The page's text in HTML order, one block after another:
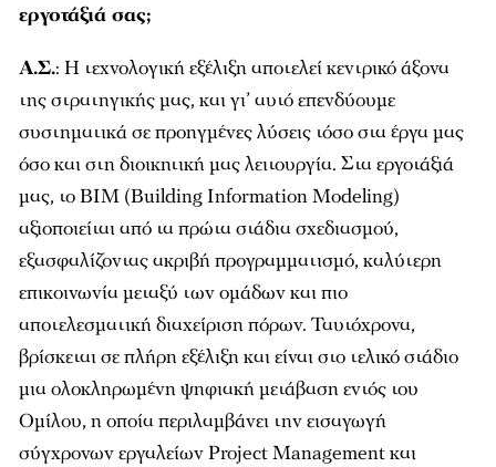
εργοτάξιά σας;
Α.Σ.: Η τεχνολογική εξέλιξη αποτελεί κεντρικό άξονα
της στρατηγικής μας, και γι’ αυτό επενδύουμε
συστηματικά σε προηγμένες λύσεις τόσο στα έργα μας
όσο και στη διοικητική μας λειτουργία. Στα εργοτάξιά
μας, το BIM (Building Information Modeling)
αξιοποιείται από τα πρώτα στάδια σχεδιασμού,
εξασφαλίζοντας ακριβή προγραμματισμό, καλύτερη
επικοινωνία μεταξύ των ομάδων και πιο
αποτελεσματική διαχείριση πόρων. Ταυτόχρονα,
βρίσκεται σε πλήρη εξέλιξη και είναι στο τελικό στάδιο
μια ολοκληρωμένη ψηφιακή μετάβαση εντός του
Ομίλου, η οποία περιλαμβάνει την εισαγωγή
σύγχρονων εργαλείων Project Management και